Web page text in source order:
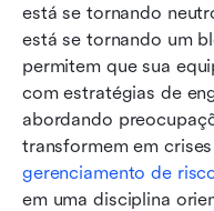
está se tornando
está se tornando um
permitem que sua
com estratégias de
abordando
gerenciamento de
em uma disciplina